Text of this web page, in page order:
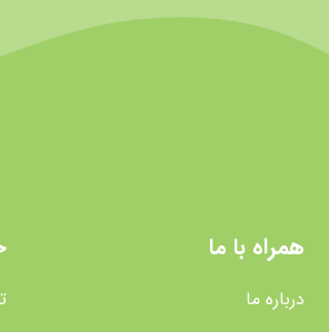
همراه با ما
درباره ما